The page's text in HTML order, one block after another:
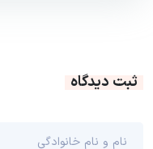
ثبت دیدگاه